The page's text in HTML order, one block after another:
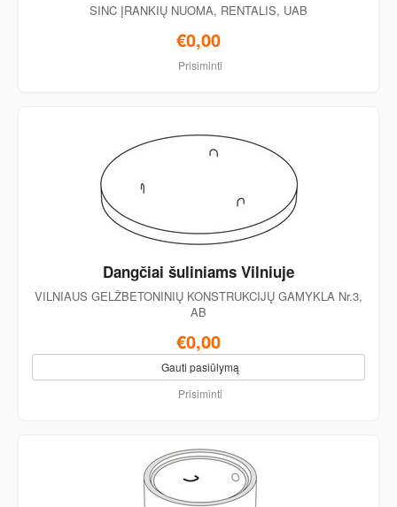
SINC ĮRANKIŲ NUOMA, RENTALIS, UAB
€0,00
Prisiminti
Dangčiai šuliniams Vilniuje
VILNIAUS GELŽBETONINIŲ KONSTRUKCIJŲ GAMYKLA Nr.3,
AB
€0,00
Gauti pasiūlymą
Prisiminti